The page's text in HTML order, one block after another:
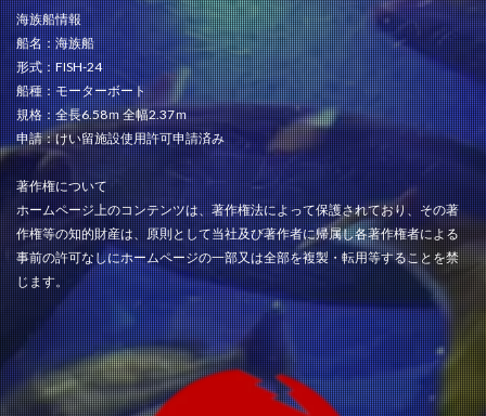
海族船情報
船名：海族船
形式：FISH-24
船種：モーターボート
規格：全長6.58ｍ 全幅2.37ｍ
申請：けい留施設使用許可申請済み
著作権について
ホームページ上のコンテンツは、著作権法によって保護されており、その著
作権等の知的財産は、原則として当社及び著作者に帰属し各著作権者による
事前の許可なしにホームページの一部又は全部を複製・転用等することを禁
じます。